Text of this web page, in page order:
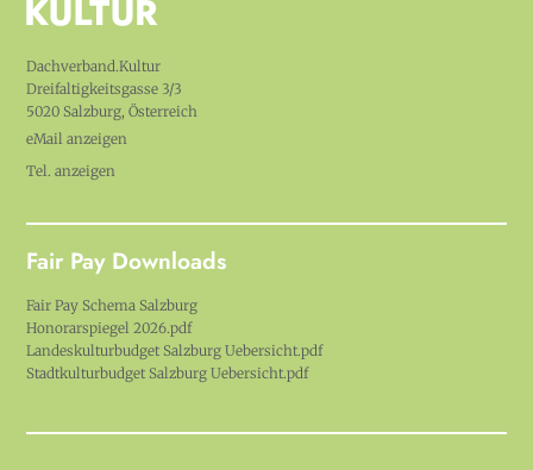
Dachverband.Kultur
Dreifaltigkeitsgasse 3/3
5020 Salzburg, Österreich
eMail anzeigen
Tel. anzeigen
Fair Pay Downloads
Fair Pay Schema Salzburg
Honorarspiegel 2026.pdf
Landeskulturbudget Salzburg Uebersicht.pdf
Stadtkulturbudget Salzburg Uebersicht.pdf